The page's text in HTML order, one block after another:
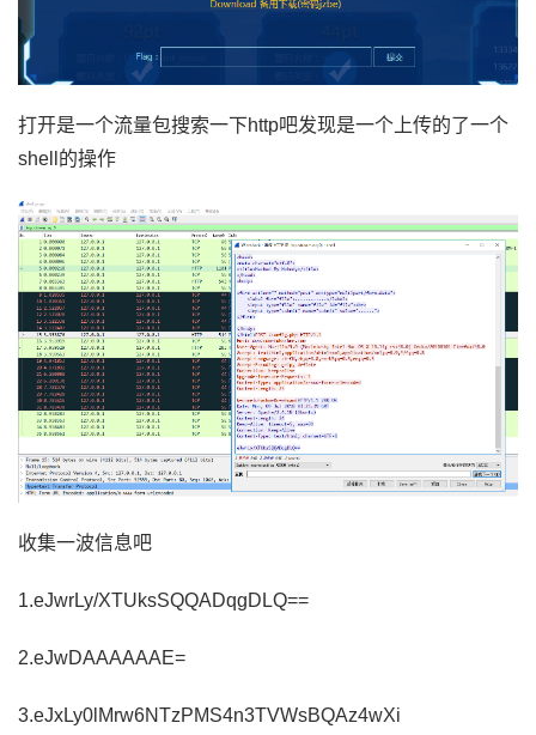
打开是一个流量包搜索一下http吧发现是一个上传的了一个
shell的操作
收集一波信息吧
1.eJwrLy/XTUksSQQADqgDLQ==
2.eJwDAAAAAAE=
3.eJxLy0lMrw6NTzPMS4n3TVWsBQAz4wXi